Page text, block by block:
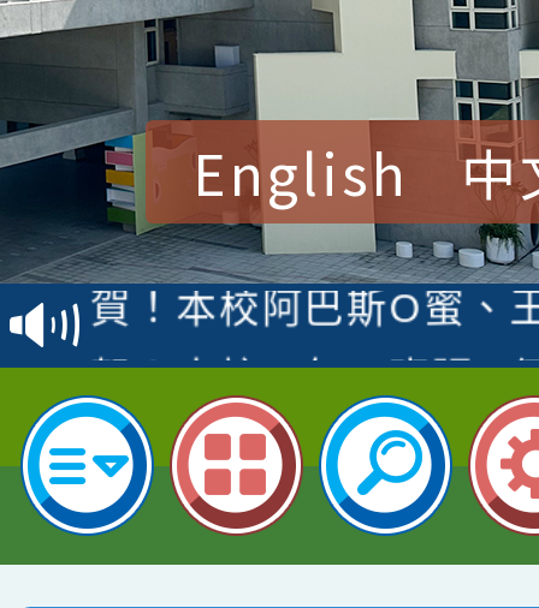
English 中
賀！本校參加桃園市中
賽 洪綺君教師榮獲社
名
賀！本校阿巴斯O蜜、
倩參加桃園市科展 國
名 指導老師王老師、
賀！本校四年二班張O
園市英語競賽國小朗讀
指導老師林老師
賀！本校參加桃園市中
賽 劉文瑛教師榮獲教
臺灣台語-第二名
賀！本校參與2026世
市賽榮獲科學小創客佳
賀！本校參加桃園市中